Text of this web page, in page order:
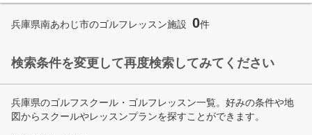
兵庫県南あわじ市のゴルフレッスン施設 0件
検索条件を変更して再度検索してみてください
兵庫県のゴルフスクール・ゴルフレッスン一覧。好みの条件や地
図からスクールやレッスンプランを探すことができます。